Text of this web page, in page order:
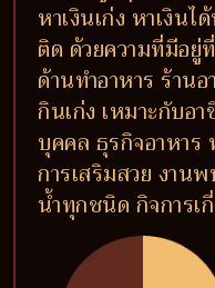
หาเงินเก่ง หาเงิน
ติด ด้วยความที่มีอ
ด้านทำอาหาร ร้าน
กินเก่ง เหมาะกับ
บุคคล ธุรกิจอาหา
การเสริมสวย งาน
น้ำทุกชนิด กิจการเ